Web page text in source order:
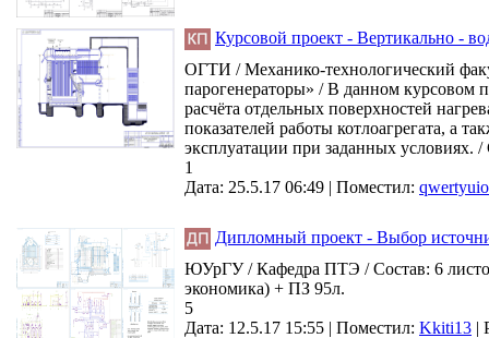
Курсовой проект - Вертикально -
ОГТИ / Механико-технологический
парогенераторы» / В данном курсовом
расчёта отдельных поверхностей
показателей работы котлоагрегата, а
эксплуатации при заданных условиях.
1
Дата: 25.5.17 06:49 | Поместил:
Дипломный проект - Выбор
ЮУрГУ / Кафедра ПТЭ / Состав: 6
экономика) + ПЗ 95л.
5
Дата: 12.5.17 15:55 | Поместил: Kkiti13 |